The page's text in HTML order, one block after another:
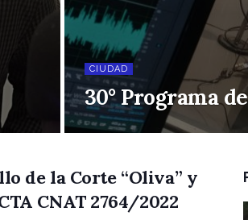
CIUDAD
30° Programa
de la Corte “Oliva” y
CNAT 2764/2022